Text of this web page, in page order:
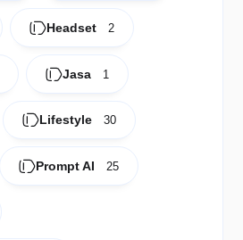
Headset 2
Jasa 1
Lifestyle 30
Prompt AI 25